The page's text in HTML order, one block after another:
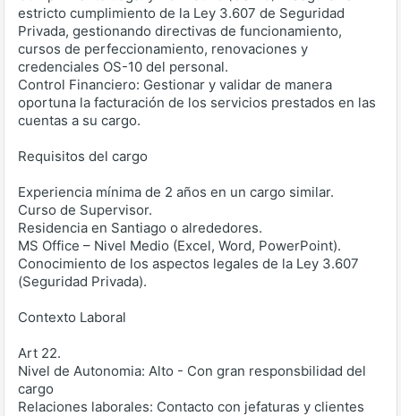
estricto cumplimiento de la Ley 3.607 de Seguridad
Privada, gestionando directivas de funcionamiento,
cursos de perfeccionamiento, renovaciones y
credenciales OS-10 del personal.
Control Financiero: Gestionar y validar de manera
oportuna la facturación de los servicios prestados en las
cuentas a su cargo.
Requisitos del cargo
Experiencia mínima de 2 años en un cargo similar.
Curso de Supervisor.
Residencia en Santiago o alrededores.
MS Office – Nivel Medio (Excel, Word, PowerPoint).
Conocimiento de los aspectos legales de la Ley 3.607
(Seguridad Privada).
Contexto Laboral
Art 22.
Nivel de Autonomia: Alto - Con gran responsbilidad del
cargo
Relaciones laborales: Contacto con jefaturas y clientes